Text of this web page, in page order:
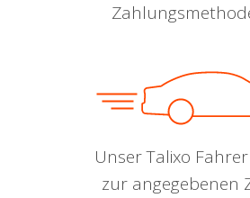
Unser Talixo
zur angegebenen